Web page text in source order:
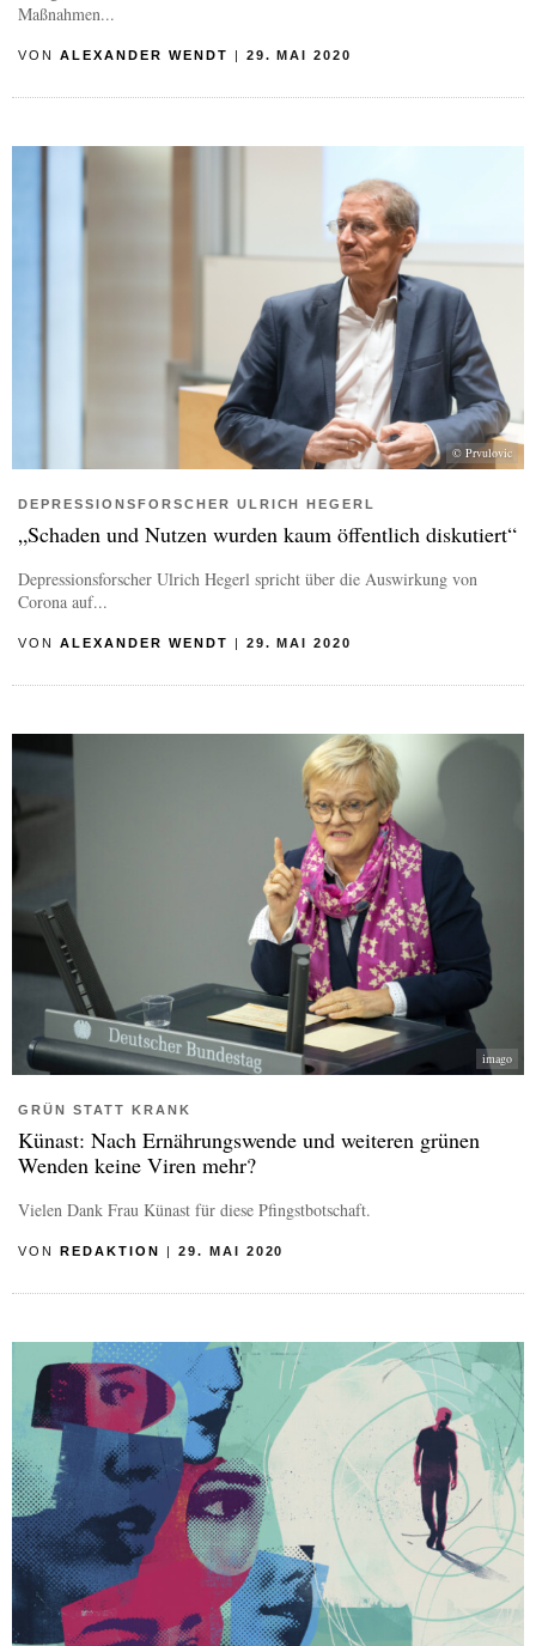
Maßnahmen...
VON ALEXANDER WENDT | 29. MAI 2020
© Prvulovic
DEPRESSIONSFORSCHER ULRICH HEGERL
„Schaden und Nutzen wurden kaum öffentlich diskutiert“
Depressionsforscher Ulrich Hegerl spricht über die Auswirkung von
Corona auf...
VON ALEXANDER WENDT | 29. MAI 2020
imago
GRÜN STATT KRANK
Künast: Nach Ernährungswende und weiteren grünen
Wenden keine Viren mehr?
Vielen Dank Frau Künast für diese Pfingstbotschaft.
VON REDAKTION | 29. MAI 2020